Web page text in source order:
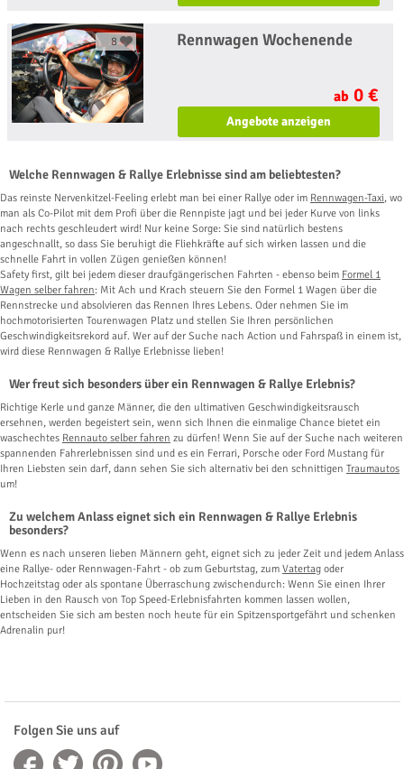
8 Rennwagen Wochenende
ab 0 €
Angebote anzeigen
Welche Rennwagen & Rallye Erlebnisse sind am beliebtesten?
Das reinste Nervenkitzel-Feeling erlebt man bei einer Rallye oder im Rennwagen-Taxi, wo
man als Co-Pilot mit dem Profi über die Rennpiste jagt und bei jeder Kurve von links
nach rechts geschleudert wird! Nur keine Sorge: Sie sind natürlich bestens
angeschnallt, so dass Sie beruhigt die Fliehkräfte auf sich wirken lassen und die
schnelle Fahrt in vollen Zügen genießen können!
Safety first, gilt bei jedem dieser draufgängerischen Fahrten - ebenso beim Formel 1
Wagen selber fahren: Mit Ach und Krach steuern Sie den Formel 1 Wagen über die
Rennstrecke und absolvieren das Rennen Ihres Lebens. Oder nehmen Sie im
hochmotorisierten Tourenwagen Platz und stellen Sie Ihren persönlichen
Geschwindigkeitsrekord auf. Wer auf der Suche nach Action und Fahrspaß in einem ist,
wird diese Rennwagen & Rallye Erlebnisse lieben!
Wer freut sich besonders über ein Rennwagen & Rallye Erlebnis?
Richtige Kerle und ganze Männer, die den ultimativen Geschwindigkeitsrausch
ersehnen, werden begeistert sein, wenn sich Ihnen die einmalige Chance bietet ein
waschechtes Rennauto selber fahren zu dürfen! Wenn Sie auf der Suche nach weiteren
spannenden Fahrerlebnissen sind und es ein Ferrari, Porsche oder Ford Mustang für
Ihren Liebsten sein darf, dann sehen Sie sich alternativ bei den schnittigen Traumautos
um!
Zu welchem Anlass eignet sich ein Rennwagen & Rallye Erlebnis
besonders?
Wenn es nach unseren lieben Männern geht, eignet sich zu jeder Zeit und jedem Anlass
eine Rallye- oder Rennwagen-Fahrt - ob zum Geburtstag, zum Vatertag oder
Hochzeitstag oder als spontane Überraschung zwischendurch: Wenn Sie einen Ihrer
Lieben in den Rausch von Top Speed-Erlebnisfahrten kommen lassen wollen,
entscheiden Sie sich am besten noch heute für ein Spitzensportgefährt und schenken
Adrenalin pur!
Folgen Sie uns auf